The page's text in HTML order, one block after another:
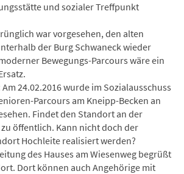
und sozialer Treffpunkt
war vorgesehen, den alten
der Burg Schwaneck wieder
Bewegungs-Parcours wäre ein
24.02.2016 wurde im Sozialausschuss
Parcours am Kneipp-Becken an
Findet den Standort an der
öffentlich. Kann nicht doch der
Hochleite realisiert werden?
des Hauses am Wiesenweg begrüßt
Dort können auch Angehörige mit